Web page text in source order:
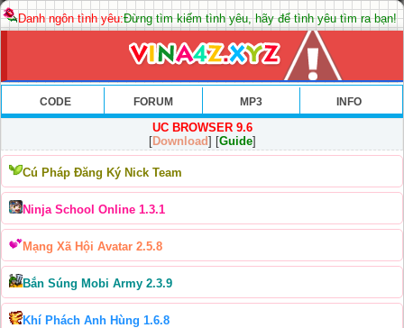
Danh ngôn tình yêu:Đừng tìm kiếm tình yêu, hãy để tình yêu tìm ra bạn!
CODE FORUM MP3 INFO
UC BROWSER 9.6
[Download] [Guide]
Cú Pháp Đăng Ký Nick Team
Ninja School Online 1.3.1
Mạng Xã Hội Avatar 2.5.8
Bắn Súng Mobi Army 2.3.9
Khí Phách Anh Hùng 1.6.8